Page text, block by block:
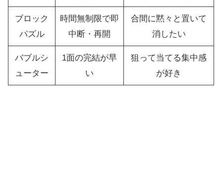
ブロック
パズル
時間無制限で即
中断・再開
合間に黙々と置いて
消したい
バブルシ
ューター
1面の完結が早
い
狙って当てる集中感
が好き